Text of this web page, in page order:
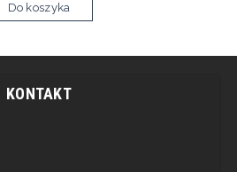
Do koszyka
KONTAKT